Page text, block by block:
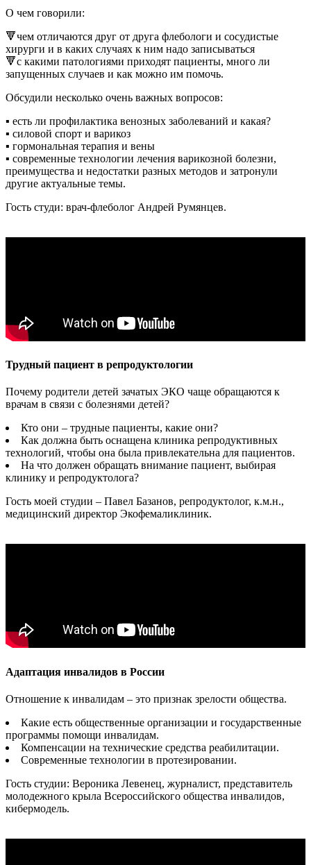
О чем говорили:
🔻чем отличаются друг от друга флебологи и сосудистые
хирурги и в каких случаях к ним надо записываться
🔻с какими патологиями приходят пациенты, много ли
запущенных случаев и как можно им помочь.
Обсудили несколько очень важных вопросов:
▪️ есть ли профилактика венозных заболеваний и какая?
▪️ силовой спорт и варикоз
▪️ гормональная терапия и вены
▪️ современные технологии лечения варикозной болезни,
преимущества и недостатки разных методов и затронули
другие актуальные темы.
Гость студи: врач-флеболог Андрей Румянцев.
Трудный пациент в репродуктологии
Почему родители детей зачатых ЭКО чаще обращаются к
врачам в связи с болезнями детей?
Кто они – трудные пациенты, какие они?
Как должна быть оснащена клиника репродуктивных
технологий, чтобы она была привлекательна для пациентов.
На что должен обращать внимание пациент, выбирая
клинику и репродуктолога?
Гость моей студии – Павел Базанов, репродуктолог, к.м.н.,
медицинский директор Экофемаликлиник.
Адаптация инвалидов в России
Отношение к инвалидам – это признак зрелости общества.
Какие есть общественные организации и государственные
программы помощи инвалидам.
Компенсации на технические средства реабилитации.
Современные технологии в протезировании.
Гость студии: Вероника Левенец, журналист, представитель
молодежного крыла Всероссийского общества инвалидов,
кибермодель.